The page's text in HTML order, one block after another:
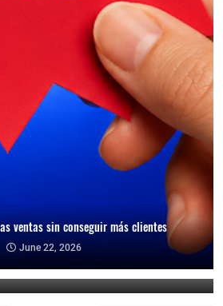
ventas sin conseguir más clientes
June 22, 2026
de un cliente y proteger tu negocio
June 21, 2026